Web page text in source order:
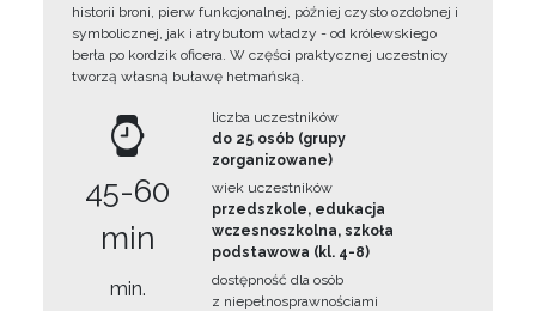
historii broni, pierw funkcjonalnej, później czysto ozdobnej i
symbolicznej, jak i atrybutom władzy - od królewskiego
berła po kordzik oficera. W części praktycznej uczestnicy
tworzą własną buławę hetmańską.
45-60
min
min.
liczba uczestników
do 25 osób (grupy
zorganizowane)
wiek uczestników
przedszkole, edukacja
wczesnoszkolna, szkoła
podstawowa (kl. 4-8)
dostępność dla osób
z niepełnosprawnościami